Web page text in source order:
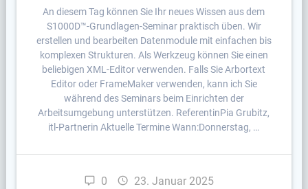
An diesem Tag können Sie Ihr neues Wissen aus dem
S1000D™-Grundlagen-Seminar praktisch üben. Wir
erstellen und bearbeiten Datenmodule mit einfachen bis
komplexen Strukturen. Als Werkzeug können Sie einen
beliebigen XML-Editor verwenden. Falls Sie Arbortext
Editor oder FrameMaker verwenden, kann ich Sie
während des Seminars beim Einrichten der
Arbeitsumgebung unterstützen. ReferentinPia Grubitz,
itl-Partnerin Aktuelle Termine Wann:Donnerstag, …
0 23. Januar 2025